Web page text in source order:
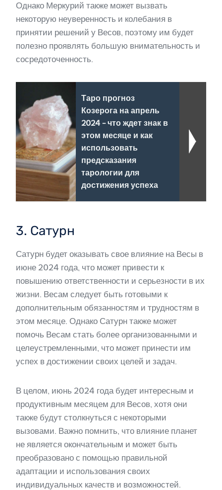
Однако Меркурий также может вызвать
некоторую неуверенность и колебания в
принятии решений у Весов, поэтому им будет
полезно проявлять большую внимательность и
сосредоточенность.
Таро прогноз
Козерога на апрель
2024 - что ждет знак в
этом месяце и как
использовать
предсказания
тарологии для
достижения успеха
3. Сатурн
Сатурн будет оказывать свое влияние на Весы в
июне 2024 года, что может привести к
повышению ответственности и серьезности в их
жизни. Весам следует быть готовыми к
дополнительным обязанностям и трудностям в
этом месяце. Однако Сатурн также может
помочь Весам стать более организованными и
целеустремленными, что может принести им
успех в достижении своих целей и задач.
В целом, июнь 2024 года будет интересным и
продуктивным месяцем для Весов, хотя они
также будут столкнуться с некоторыми
вызовами. Важно помнить, что влияние планет
не является окончательным и может быть
преобразовано с помощью правильной
адаптации и использования своих
индивидуальных качеств и возможностей.